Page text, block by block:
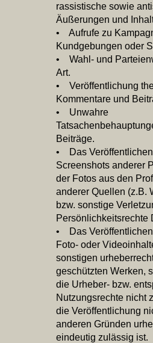
rassistische sowie
Äußerungen und
• Aufrufe zu
Kundgebungen oder
• Wahl‐ und
Art.
• Veröffentlichung
Kommentare und
• Unwahre
Beiträge.
• Das
Screenshots anderer
der Fotos aus den
anderer Quellen (z.B.
bzw. sonstige
Persönlichkeitsrechte
• Das Veröffentlichen
Foto‐ oder
sonstigen
geschützten Werken,
die Urheber‐ bzw.
Nutzungsrechte nicht
die Veröffentlichung
anderen Gründen
eindeutig zulässig ist.